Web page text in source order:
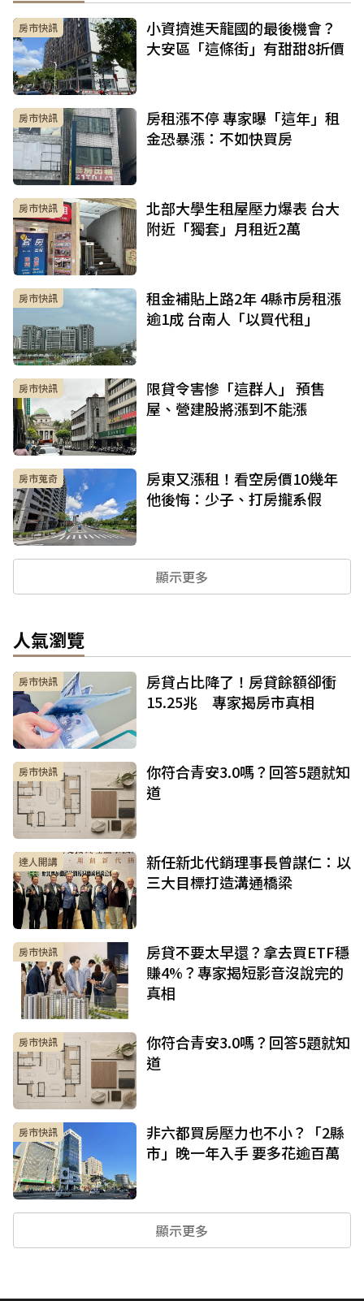
房市快訊
小資擠進天龍國的最後機會？
大安區「這條街」有甜甜8折價
房市快訊
房租漲不停 專家曝「這年」租
金恐暴漲：不如快買房
房市快訊
北部大學生租屋壓力爆表 台大
附近「獨套」月租近2萬
房市快訊
租金補貼上路2年 4縣市房租漲
逾1成 台南人「以買代租」
房市快訊
限貸令害慘「這群人」 預售
屋、營建股將漲到不能漲
房市蒐奇
房東又漲租！看空房價10幾年
他後悔：少子、打房攏系假
顯示更多
人氣瀏覽
房市快訊
房貸占比降了！房貸餘額卻衝
15.25兆 專家揭房市真相
房市快訊
你符合青安3.0嗎？回答5題就知
道
達人開講
新任新北代銷理事長曾謀仁：以
三大目標打造溝通橋梁
房市快訊
房貸不要太早還？拿去買ETF穩
賺4%？專家揭短影音沒說完的
真相
房市快訊
你符合青安3.0嗎？回答5題就知
道
房市快訊
非六都買房壓力也不小？「2縣
市」晚一年入手 要多花逾百萬
顯示更多